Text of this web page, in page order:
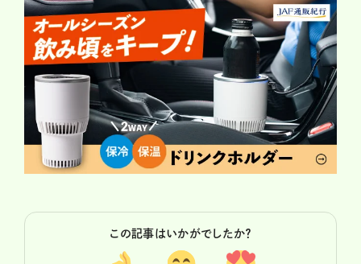
この記事はいかがでしたか？